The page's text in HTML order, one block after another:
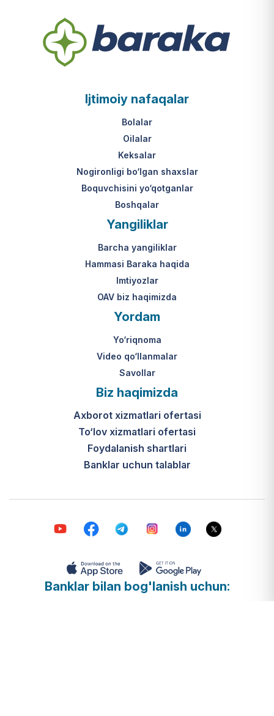
Ijtimoiy nafaqalar
Bolalar
Oilalar
Keksalar
Nogironligi bo‘lgan shaxslar
Boquvchisini yo‘qotganlar
Boshqalar
Yangiliklar
Barcha yangiliklar
Hammasi Baraka haqida
Imtiyozlar
OAV biz haqimizda
Yordam
Yo‘riqnoma
Video qo‘llanmalar
Savollar
Biz haqimizda
Axborot xizmatlari ofertasi
To‘lov xizmatlari ofertasi
Foydalanish shartlari
Banklar uchun talablar
Banklar bilan bog'lanish uchun: